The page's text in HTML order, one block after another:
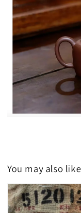
You may also like